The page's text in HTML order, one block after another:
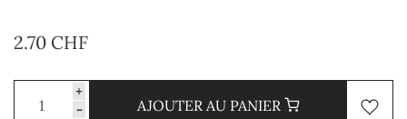
2.70 CHF
+
-
AJOUTER AU PANIER